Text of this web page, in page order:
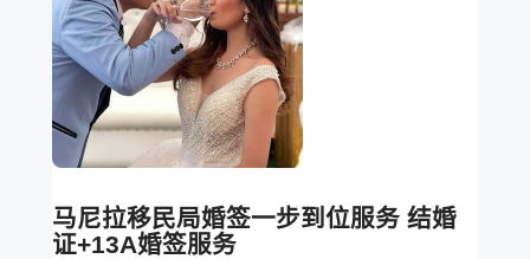
马尼拉移民局婚签一步到位服务 结婚
证+13A婚签服务